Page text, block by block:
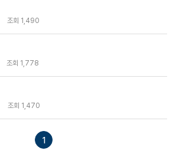
조회 1,490
조회 1,778
조회 1,470
1